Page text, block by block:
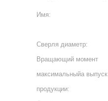
Имя:
Сверля диаметр:
Вращающий момент
максимальныйа выпуск
продукции: